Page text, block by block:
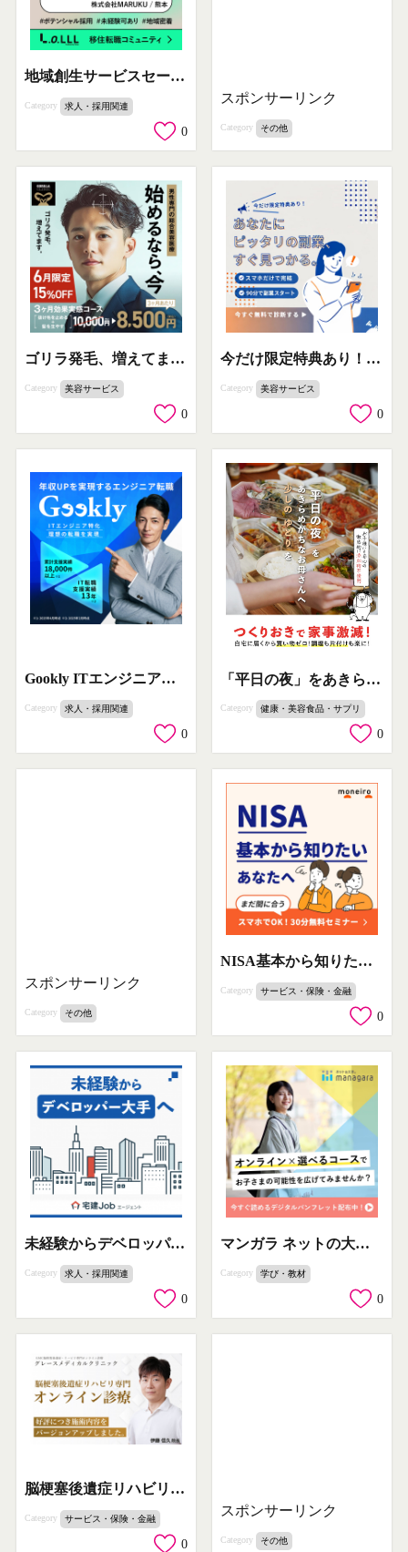
地域創生サービスセールス職の募集（株式会社MARUKU）
Category 求人・採用関連
0
スポンサーリンク
Category その他
ゴリラ発毛、増えてます。男性専門の総合美容医療「始めるなら今」3ヶ月効果実感コース
Category 美容サービス
0
今だけ限定特典あり！あなたにピッタリの副業すぐ見つかる診断
Category 美容サービス
0
Gookly ITエンジニア転職支援
Category 求人・採用関連
0
「平日の夜」をあきらめがちなお母さんへ 少しのゆとりを
Category 健康・美容食品・サプリ
0
スポンサーリンク
Category その他
NISA基本から知りたいあなたへ、まだ間に合うスマホでOK！30分無料セミナー
Category サービス・保険・金融
0
未経験からデベロッパー大手へ転職支援「宅建Jobエージェント」
Category 求人・採用関連
0
マンガラ ネットの大学 オンライン学習コース
Category 学び・教材
0
脳梗塞後遺症リハビリ専門オンライン診療
Category サービス・保険・金融
0
スポンサーリンク
Category その他